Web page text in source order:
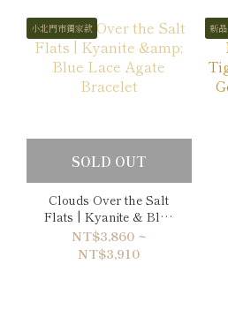
小北門市獨家款
SOLD OUT
Clouds Over the Salt
Flats | Kyanite & Blue
Lace Agate Bracelet
NT$3,860 ~
NT$3,910
新品